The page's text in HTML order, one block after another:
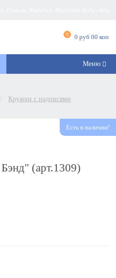
Мозырь, Полоцк, Слоним, Лида,
0 0 руб 00 коп
Меню
Кружки с надписями
Есть в наличии!
(арт.1309)